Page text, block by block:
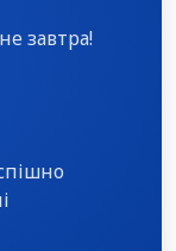
завтра!